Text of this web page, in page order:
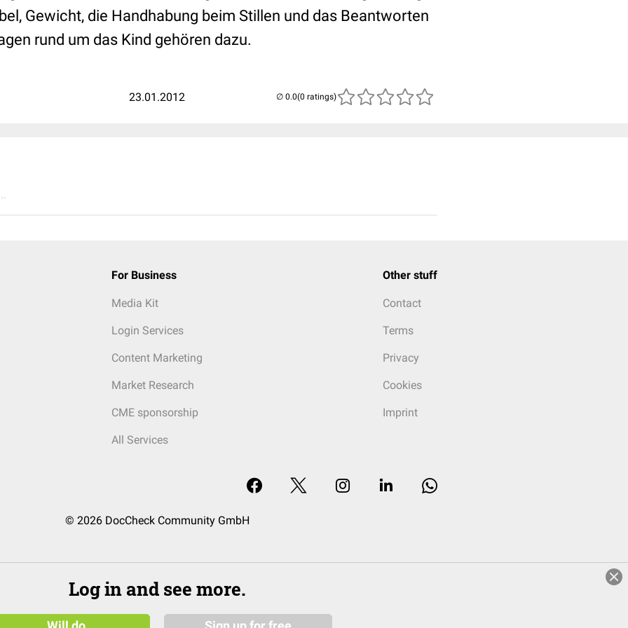
Gewicht, die Handhabung beim Stillen und das Beantworten
rund um das Kind gehören dazu.
23.01.2012 (0 ratings)
For Business
Media Kit
Login Services
Content Marketing
Market Research
CME sponsorship
All Services
Other stuff
Contact
Terms
Privacy
Cookies
Imprint
© 2026 DocCheck Community GmbH
Log in and see more.